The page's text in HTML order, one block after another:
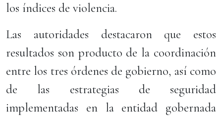
los índices de violencia.
Las autoridades destacaron que estos
resultados son producto de la coordinación
entre los tres órdenes de gobierno, así como
de las estrategias de seguridad
implementadas en la entidad gobernada